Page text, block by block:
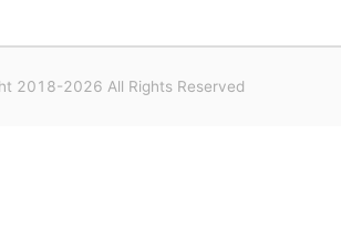
2018-2026 All Rights Reserved